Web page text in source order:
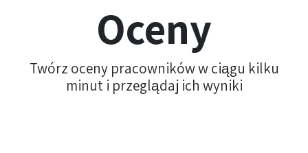
Oceny
Twórz oceny pracowników w ciągu kilku
minut i przeglądaj ich wyniki